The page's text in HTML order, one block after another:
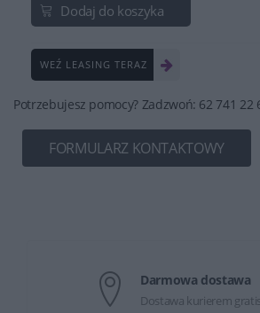
Dodaj do koszyka
WEŹ LEASING TERAZ
Potrzebujesz pomocy? Zadzwoń: 62 741 22
FORMULARZ KONTAKTOWY
Darmowa dostawa
Dostawa kurierem